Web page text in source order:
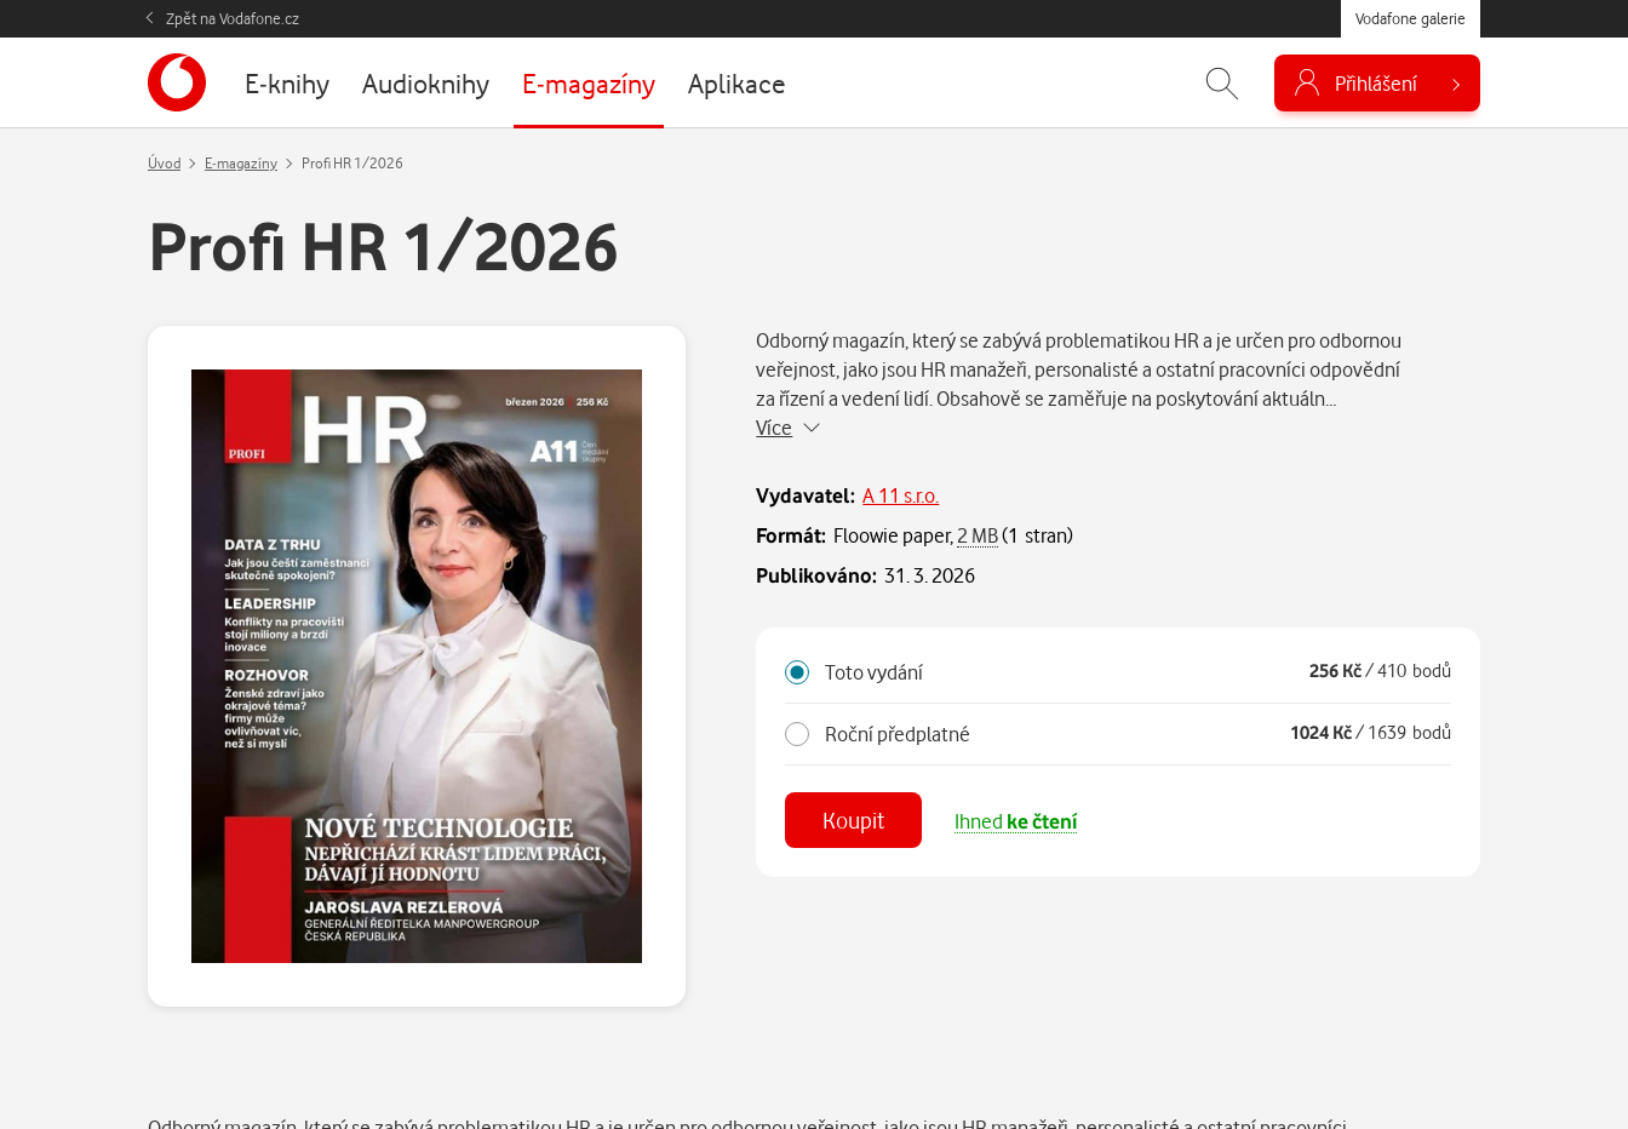
Zpět na Vodafone.cz Vodafone galerie
E-knihy Audioknihy E-magazíny Aplikace Přihlášení
Úvod E-magazíny Profi HR 1/2026
Profi HR 1/2026
Odborný magazín, který se zabývá problematikou HR a je určen pro odbornou
veřejnost, jako jsou HR manažeři, personalisté a ostatní pracovníci odpovědní
za řízení a vedení lidí. Obsahově se zaměřuje na poskytování aktuáln…
Více
Vydavatel: A 11 s.r.o.
Formát: Floowie paper, 2 MB(1 stran)
Publikováno: 31. 3. 2026
Toto vydání 256 Kč/410 bodů
Roční předplatné 1024 Kč/ 1639 bodů
Koupit Ihned ke čtení